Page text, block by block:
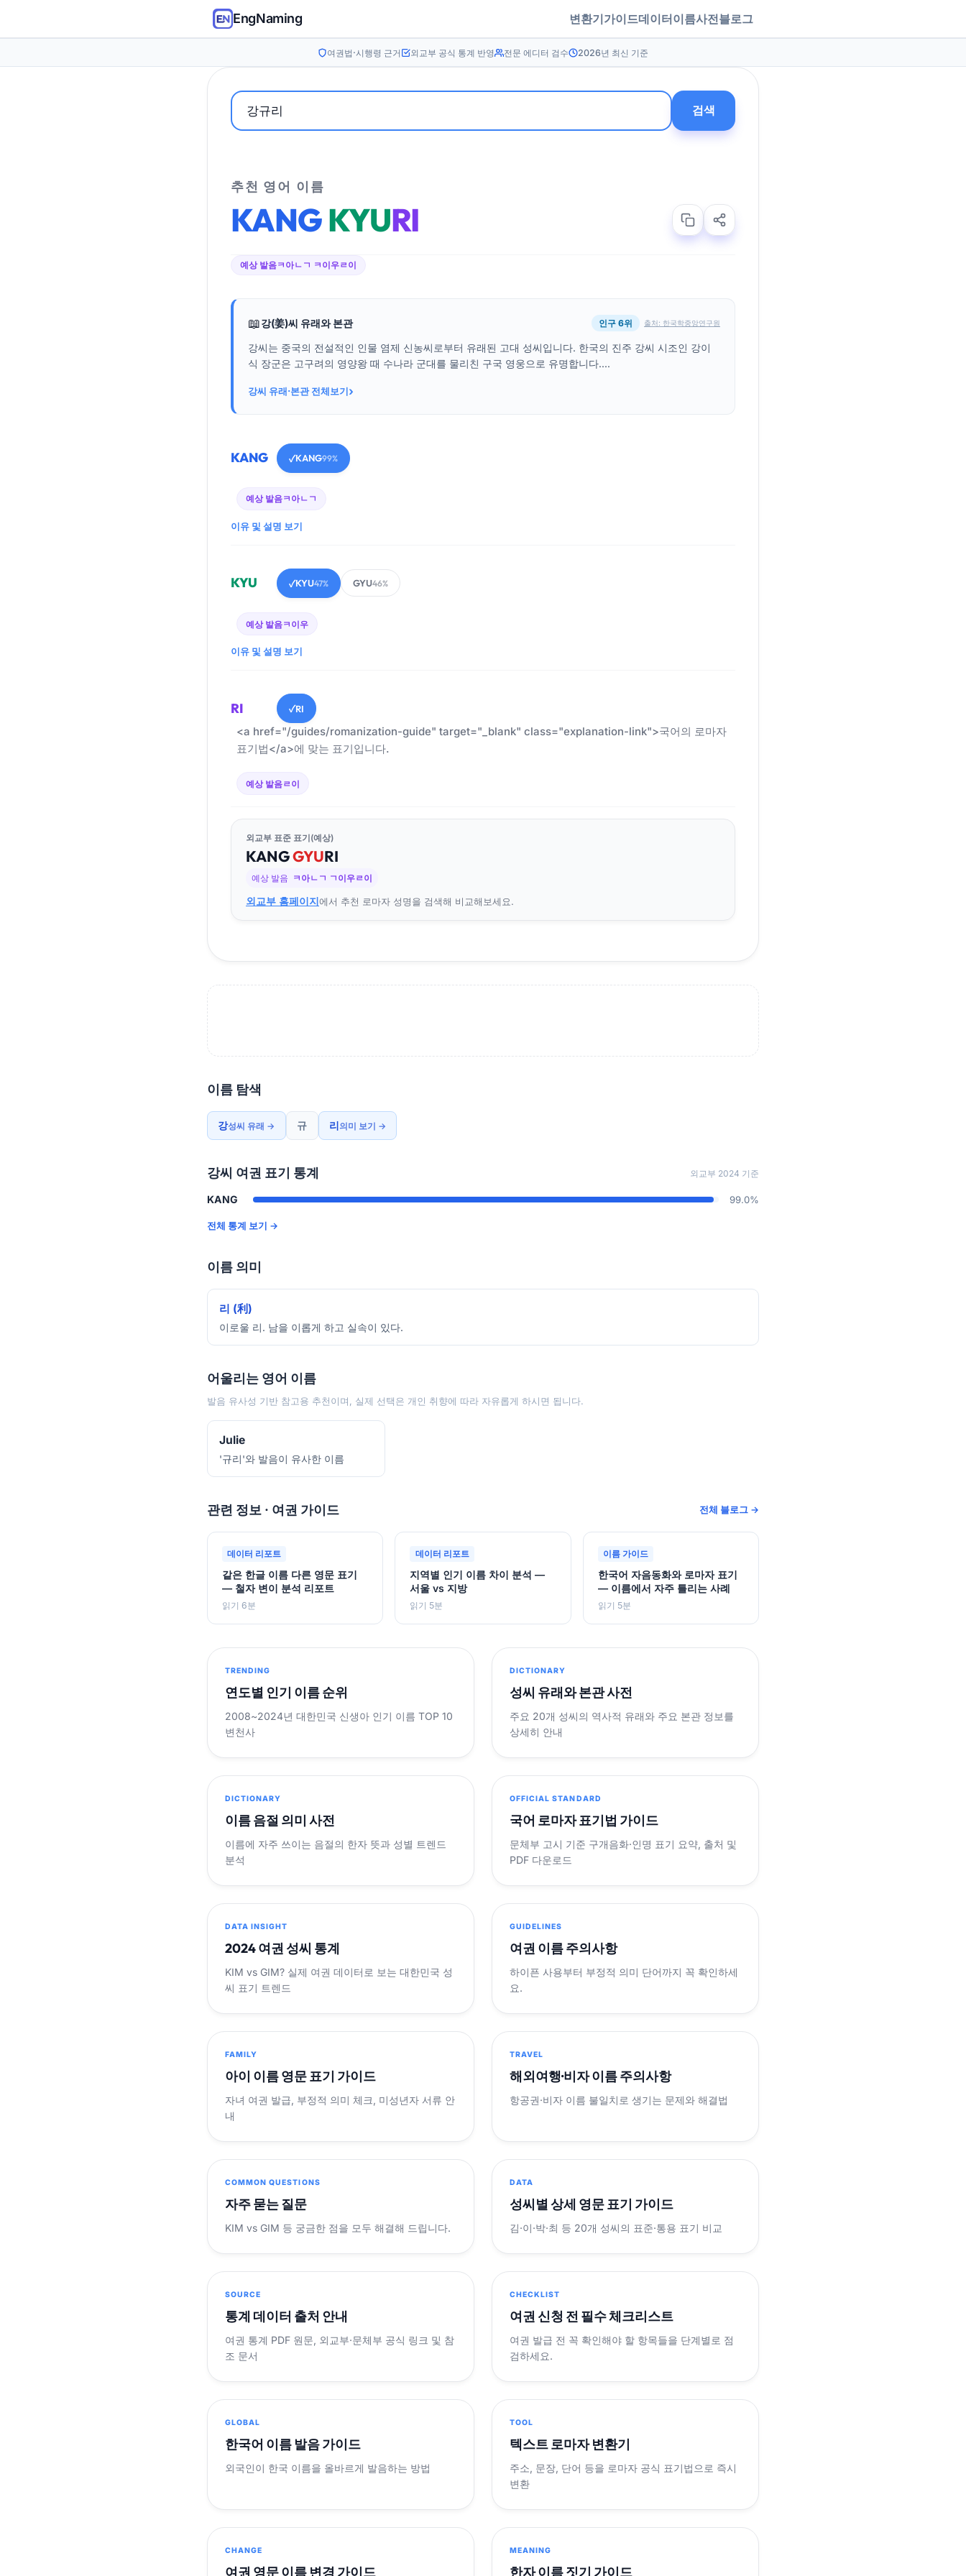
EngNaming 변환기가이드데이터이름사전블로그
여권법·시행령 근거 외교부 공식 통계 반영 전문 에디터 검수 2026년 최신 기준
검색
추천 영어 이름
KANGKYURI
예상 발음ㅋ아ㄴㄱ ㅋ이우ㄹ이
📖강(姜)씨 유래와 본관 인구 6위 출처: 한국학중앙연구원
강씨는 중국의 전설적인 인물 염제 신농씨로부터 유래된 고대 성씨입니다. 한국의 진주 강씨 시조인 강이
식 장군은 고구려의 영양왕 때 수나라 군대를 물리친 구국 영웅으로 유명합니다....
강씨 유래·본관 전체보기›
KANG ✓KANG99%
예상 발음ㅋ아ㄴㄱ
이유 및 설명 보기
KYU ✓KYU47% GYU46%
예상 발음ㅋ이우
이유 및 설명 보기
RI ✓RI
<a href="/guides/romanization-guide" target="_blank" class="explanation-link">국어의 로마자
표기법</a>에 맞는 표기입니다.
예상 발음ㄹ이
외교부 표준 표기(예상)
KANGGYURI
예상 발음 ㅋ아ㄴㄱ ㄱ이우ㄹ이
외교부 홈페이지에서 추천 로마자 성명을 검색해 비교해보세요.
이름 탐색
강성씨 유래 → 규 리의미 보기 →
강씨 여권 표기 통계 외교부 2024 기준
KANG 99.0%
전체 통계 보기 →
이름 의미
리 (利)
이로울 리. 남을 이롭게 하고 실속이 있다.
어울리는 영어 이름
발음 유사성 기반 참고용 추천이며, 실제 선택은 개인 취향에 따라 자유롭게 하시면 됩니다.
Julie
'규리'와 발음이 유사한 이름
관련 정보 · 여권 가이드 전체 블로그 →
데이터 리포트
같은 한글 이름 다른 영문 표기
— 철자 변이 분석 리포트
읽기 6분
데이터 리포트
지역별 인기 이름 차이 분석 —
서울 vs 지방
읽기 5분
이름 가이드
한국어 자음동화와 로마자 표기
— 이름에서 자주 틀리는 사례
읽기 5분
TRENDING
연도별 인기 이름 순위
2008~2024년 대한민국 신생아 인기 이름 TOP 10
변천사
DICTIONARY
성씨 유래와 본관 사전
주요 20개 성씨의 역사적 유래와 주요 본관 정보를
상세히 안내
DICTIONARY
이름 음절 의미 사전
이름에 자주 쓰이는 음절의 한자 뜻과 성별 트렌드
분석
OFFICIAL STANDARD
국어 로마자 표기법 가이드
문체부 고시 기준 구개음화·인명 표기 요약, 출처 및
PDF 다운로드
DATA INSIGHT
2024 여권 성씨 통계
KIM vs GIM? 실제 여권 데이터로 보는 대한민국 성
씨 표기 트렌드
GUIDELINES
여권 이름 주의사항
하이픈 사용부터 부정적 의미 단어까지 꼭 확인하세
요.
FAMILY
아이 이름 영문 표기 가이드
자녀 여권 발급, 부정적 의미 체크, 미성년자 서류 안
내
TRAVEL
해외여행·비자 이름 주의사항
항공권·비자 이름 불일치로 생기는 문제와 해결법
COMMON QUESTIONS
자주 묻는 질문
KIM vs GIM 등 궁금한 점을 모두 해결해 드립니다.
DATA
성씨별 상세 영문 표기 가이드
김·이·박·최 등 20개 성씨의 표준·통용 표기 비교
SOURCE
통계 데이터 출처 안내
여권 통계 PDF 원문, 외교부·문체부 공식 링크 및 참
조 문서
CHECKLIST
여권 신청 전 필수 체크리스트
여권 발급 전 꼭 확인해야 할 항목들을 단계별로 점
검하세요.
GLOBAL
한국어 이름 발음 가이드
외국인이 한국 이름을 올바르게 발음하는 방법
TOOL
텍스트 로마자 변환기
주소, 문장, 단어 등을 로마자 공식 표기법으로 즉시
변환
CHANGE
여권 영문 이름 변경 가이드
MEANING
한자 이름 짓기 가이드